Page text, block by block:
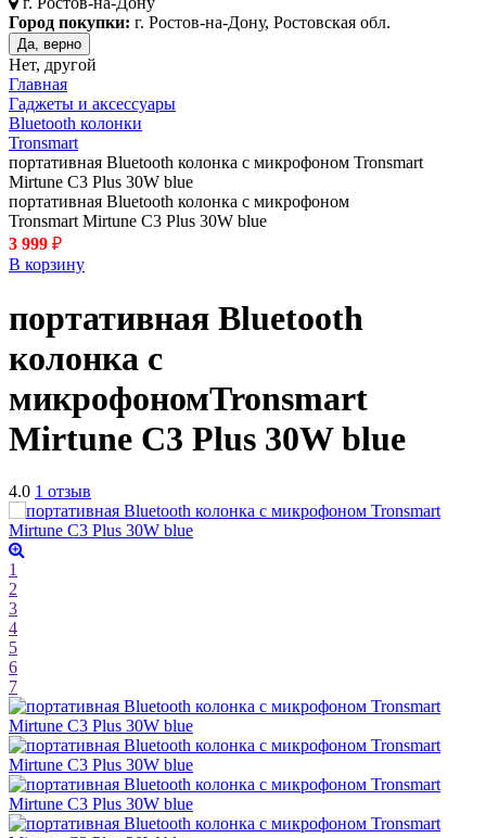
Город покупки: г. Ростов-на-Дону, Ростовская обл.
Да, верно
Нет, другой
Главная
Гаджеты и аксессуары
Bluetooth колонки
Tronsmart
портативная Bluetooth колонка с микрофоном Tronsmart
Mirtune C3 Plus 30W blue
портативная Bluetooth колонка с микрофоном
Tronsmart Mirtune C3 Plus 30W blue
3 999 ₽
В корзину
портативная Bluetooth
колонка с
микрофономTronsmart
Mirtune C3 Plus 30Wblue
4.0 1 отзыв
1
2
3
4
5
6
7